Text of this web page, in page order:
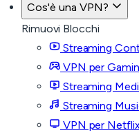
Cos'è una VPN?
Rimuovi Blocchi
Streaming
VPN per
Streaming
Streaming
VPN per